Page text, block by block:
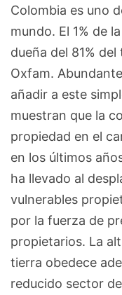
Colombia es uno
mundo. El 1% de
dueña del 81%
Oxfam.
añadir a este
muestran que la
propiedad en el
en los últimos
ha llevado al
vulnerables
por la fuerza de
propietarios. La
tierra obedece
reducido sector